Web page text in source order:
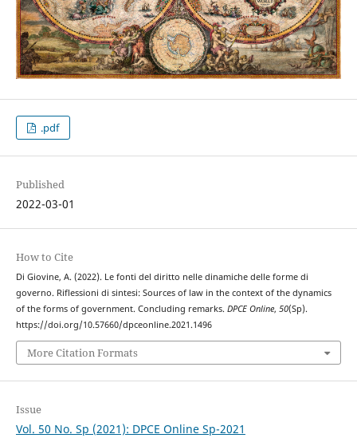
.pdf
Published
2022-03-01
How to Cite
Di Giovine, A. (2022). Le fonti del diritto nelle dinamiche delle forme di
governo. Riflessioni di sintesi: Sources of law in the context of the dynamics
of the forms of government. Concluding remarks. DPCE Online, 50(Sp).
https://doi.org/10.57660/dpceonline.2021.1496
More Citation Formats
Issue
Vol. 50 No. Sp (2021): DPCE Online Sp-2021